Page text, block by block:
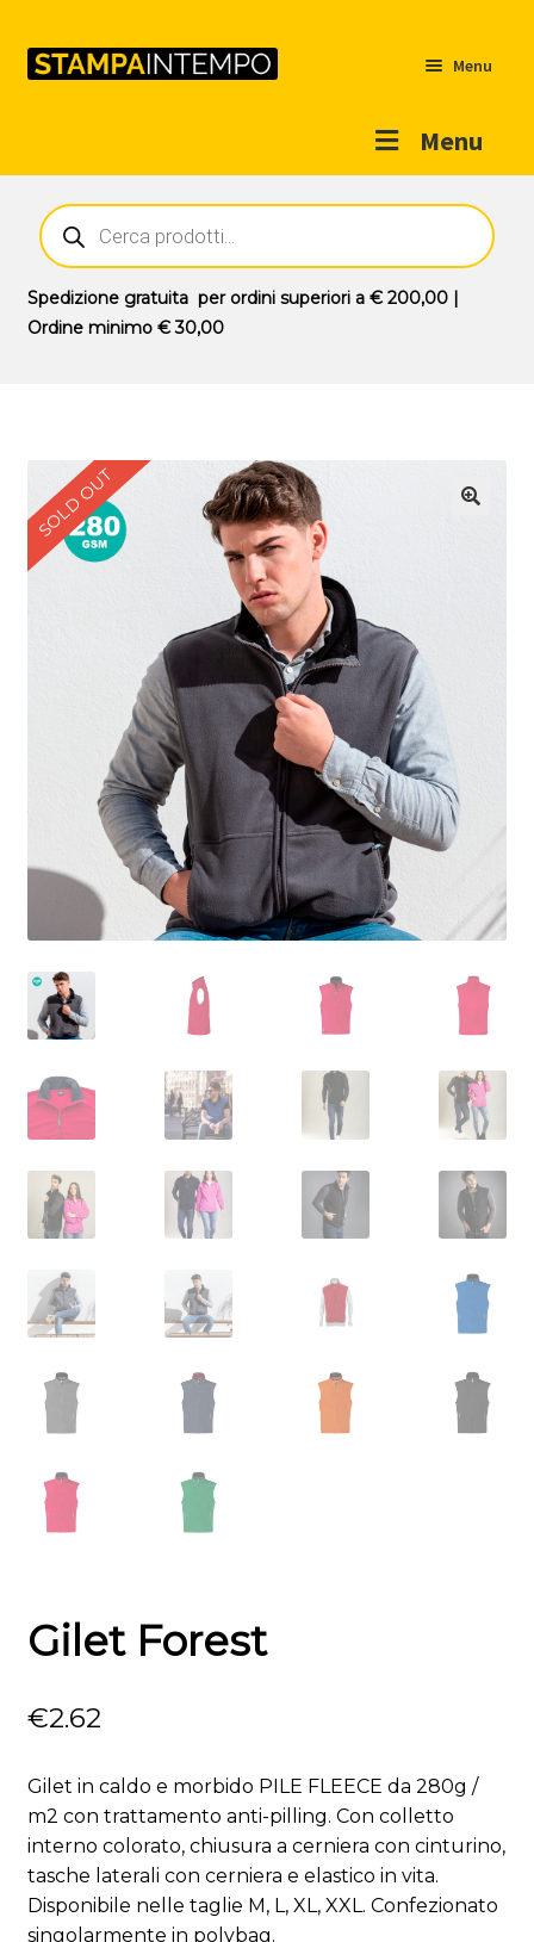
Menu
Menu
Outlet
Prodotti
Novità
Ricerca
prodotti
Spedizione gratuitaper ordini superiori a € 200,00|
Ordine minimo € 30,00
SOLD OUT
Gilet Forest
€2.62
Gilet in caldo e morbido PILE FLEECE da 280g /
m2 con trattamento anti-pilling. Con colletto
interno colorato, chiusura a cerniera con cinturino,
tasche laterali con cerniera e elastico in vita.
Disponibile nelle taglie M, L, XL, XXL. Confezionato
singolarmente in polybag.